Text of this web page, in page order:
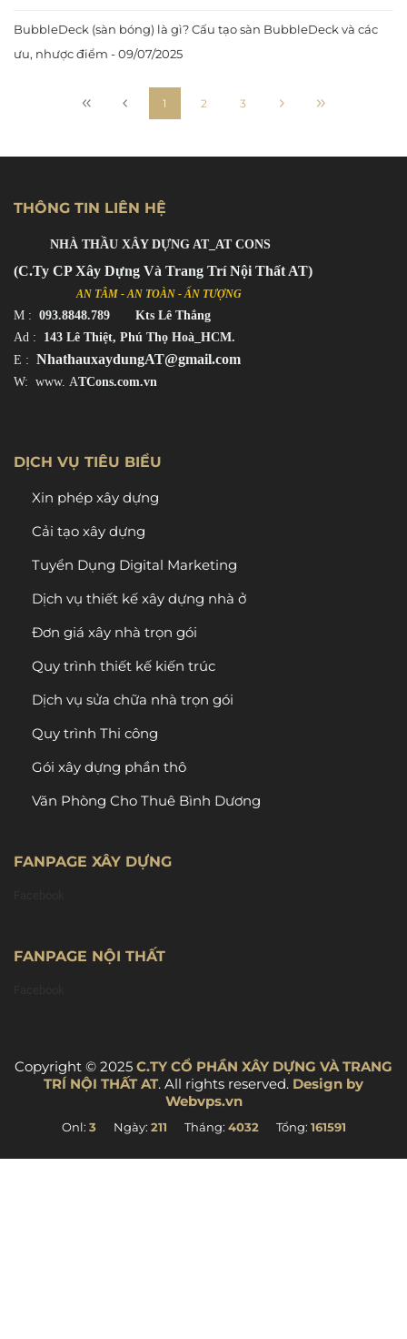
BubbleDeck (sàn bóng) là gì? Cấu tạo sàn BubbleDeck và các
ưu, nhược điểm - 09/07/2025
1 2 3
THÔNG TIN LIÊN HỆ
NHÀ THẦU XÂY DỰNG AT_AT CONS
(C.Ty CP Xây Dựng Và Trang Trí Nội Thất AT)
AN TÂM - AN TOÀN - ẤN TƯỢNG
M : 093.8848.789 Kts Lê Thắng
Ad : 143 Lê Thiệt, Phú Thọ Hoà_HCM.
E : NhathauxaydungAT@gmail.com
W: www. ATCons.com.vn
DỊCH VỤ TIÊU BIỂU
Xin phép xây dựng
Cải tạo xây dựng
Tuyển Dụng Digital Marketing
Dịch vụ thiết kế xây dựng nhà ở
Đơn giá xây nhà trọn gói
Quy trình thiết kế kiến trúc
Dịch vụ sửa chữa nhà trọn gói
Quy trình Thi công
Gói xây dựng phần thô
Văn Phòng Cho Thuê Bình Dương
FANPAGE XÂY DỰNG
FANPAGE NỘI THẤT
Copyright © 2025 C.TY CỔ PHẦN XÂY DỰNG VÀ TRANG
TRÍ NỘI THẤT AT. All rights reserved. Design by
Webvps.vn
Onl: 3 Ngày: 211 Tháng: 4032 Tổng: 161591